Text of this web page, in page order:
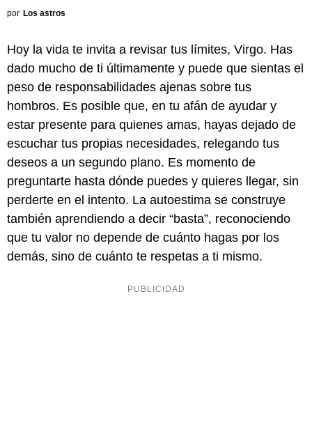
por Los astros
Hoy la vida te invita a revisar tus límites, Virgo. Has
dado mucho de ti últimamente y puede que sientas el
peso de responsabilidades ajenas sobre tus
hombros. Es posible que, en tu afán de ayudar y
estar presente para quienes amas, hayas dejado de
escuchar tus propias necesidades, relegando tus
deseos a un segundo plano. Es momento de
preguntarte hasta dónde puedes y quieres llegar, sin
perderte en el intento. La autoestima se construye
también aprendiendo a decir “basta”, reconociendo
que tu valor no depende de cuánto hagas por los
demás, sino de cuánto te respetas a ti mismo.